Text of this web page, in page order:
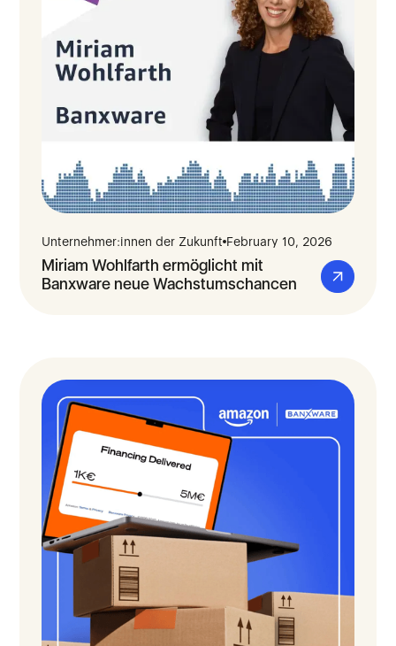
Unternehmer:innen der ZukunftFebruary 10, 2026
Miriam Wohlfarth ermöglicht mit
Banxware neue Wachstumschancen